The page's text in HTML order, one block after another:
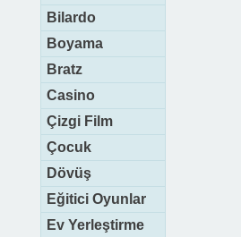
Bilardo
Boyama
Bratz
Casino
Çizgi Film
Çocuk
Dövüş
Eğitici Oyunlar
Ev Yerleştirme